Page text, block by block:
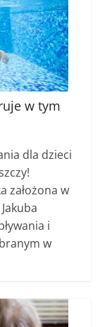
w tym
dla dzieci
założona w
i
w